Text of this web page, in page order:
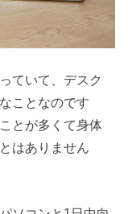
ていて、デスク
ことなのです
とが多くて身体
はありません